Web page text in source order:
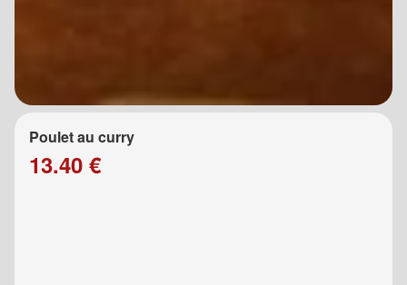
Poulet au curry
13.40 €